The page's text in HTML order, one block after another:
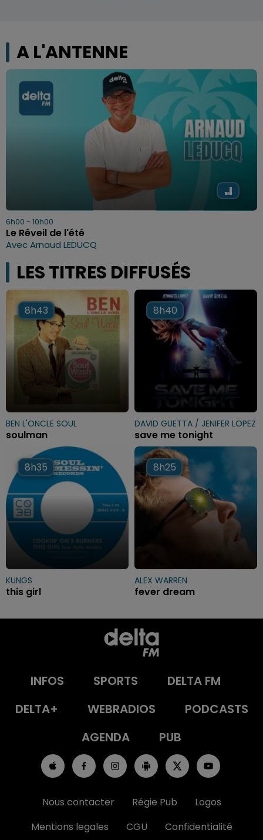
A L'ANTENNE
6h00 - 10h00
Le Réveil de l'été
Avec Arnaud LEDUCQ
LES TITRES DIFFUSÉS
8h43
8h43
BEN L'ONCLE SOUL
soulman
8h40
8h40
DAVID GUETTA / JENIFER LOPEZ
save me tonight
8h35
8h35
KUNGS
this girl
8h25
8h25
ALEX WARREN
fever dream
INFOS SPORTS
DELTA FM
DELTA+
WEBRADIOS
PODCASTS
AGENDA
PUB
Nous contacter Régie Pub
Logos
Mentions legales
CGU Confidentialité